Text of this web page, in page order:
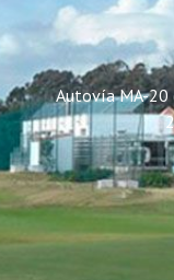
Autovía MA-20